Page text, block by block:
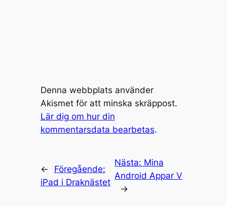
Denna webbplats använder
Akismet för att minska skräppost.
Lär dig om hur din
kommentarsdata bearbetas.
←
Föregående:
iPad i Draknästet
Nästa: Mina
Android Appar V
→